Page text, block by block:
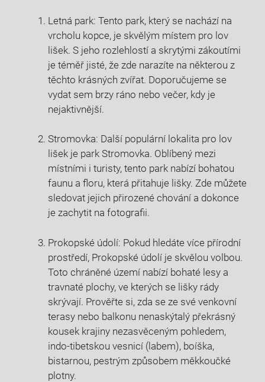
Letná park: Tento park, který se nachází na
vrcholu kopce, je skvělým místem pro lov
lišek. S jeho rozlehlostí a skrytými zákoutími
je téměř jisté, že zde narazíte na některou z
těchto krásných zvířat. Doporučujeme se
vydat sem brzy ráno nebo večer, kdy je
nejaktivnější.
Stromovka: Další populární lokalita pro lov
lišek je park Stromovka. Oblíbený mezi
místními i turisty, tento park nabízí bohatou
faunu a floru, která přitahuje lišky. Zde můžete
sledovat jejich přirozené chování a dokonce
je zachytit na fotografii.
Prokopské údolí: Pokud hledáte více přírodní
prostředí, Prokopské údolí je skvělou volbou.
Toto chráněné území nabízí bohaté lesy a
travnaté plochy, ve kterých se lišky rády
skrývají. Prověřte si, zda se ze své venkovní
terasy nebo balkonu nenaskýtalý překrásný
kousek krajiny nezasvěceným pohledem,
indo-tibetskou vesnicí (labem), boíška,
bistarnou, pestrým způsobem měkkoučké
plotny.